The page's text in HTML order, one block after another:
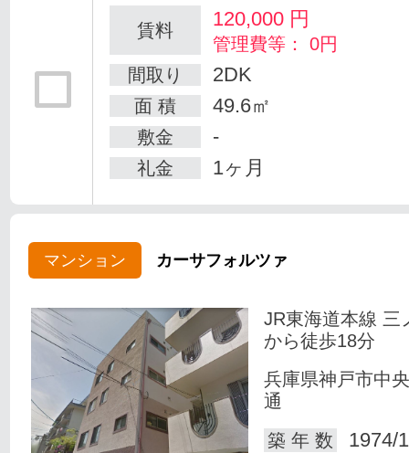
賃料 120,000 円
管理費等： 0円
間取り
2DK
面 積 49.6㎡
敷金 -
礼金 1ヶ月
マンション カーサフォルツァ
JR東海道本線 三
から徒歩18分
兵庫県神戸市中
通
築 年 数
1974/